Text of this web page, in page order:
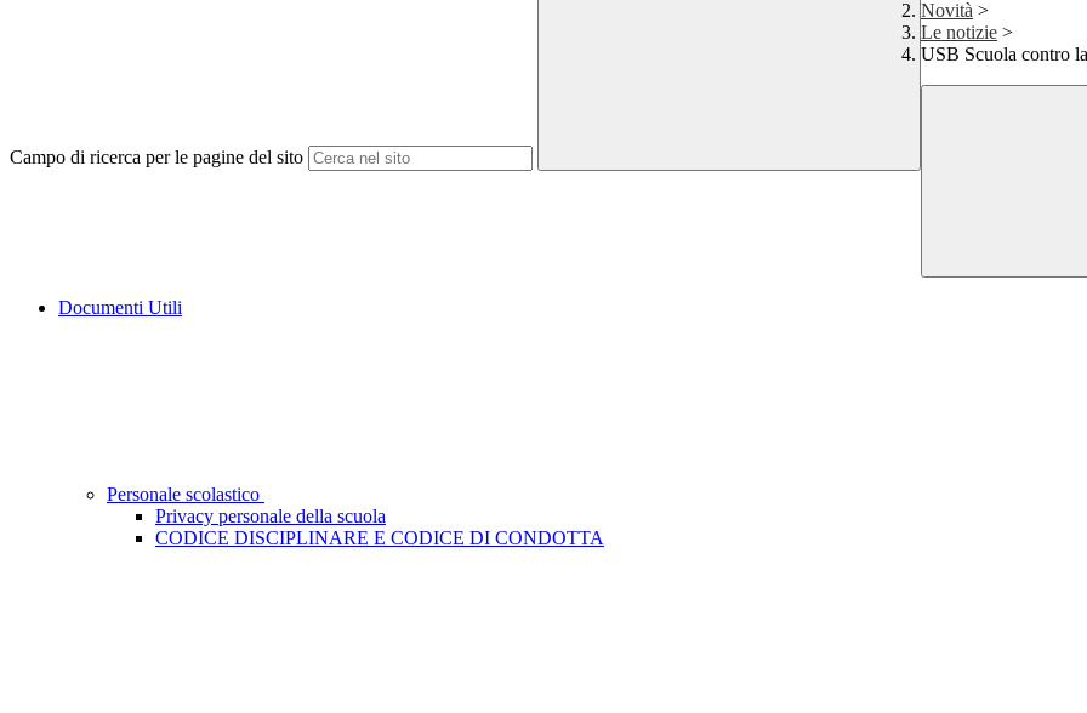
Campo di ricerca per le pagine del sito
Novità >
Le notizie >
USB Scuola contro
Documenti Utili
Personale scolastico
Privacy personale della scuola
CODICE DISCIPLINARE E CODICE DI CONDOTTA